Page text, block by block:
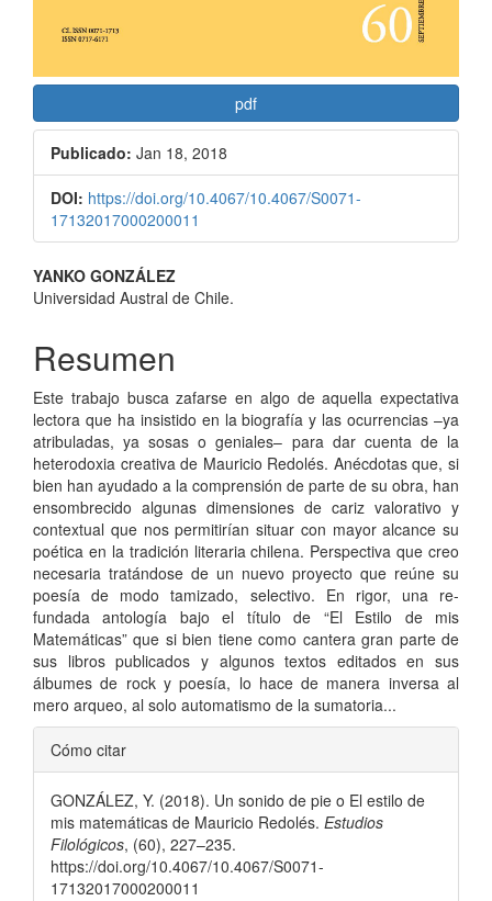
pdf
Publicado: Jan 18, 2018
DOI: https://doi.org/10.4067/10.4067/S0071-
17132017000200011
Contenido
principal
del
artículo
YANKO GONZÁLEZ
Universidad Austral de Chile.
Resumen
Este trabajo busca zafarse en algo de aquella expectativa
lectora que ha insistido en la biografía y las ocurrencias –ya
atribuladas, ya sosas o geniales– para dar cuenta de la
heterodoxia creativa de Mauricio Redolés. Anécdotas que, si
bien han ayudado a la comprensión de parte de su obra, han
ensombrecido algunas dimensiones de cariz valorativo y
contextual que nos permitirían situar con mayor alcance su
poética en la tradición literaria chilena. Perspectiva que creo
necesaria tratándose de un nuevo proyecto que reúne su
poesía de modo tamizado, selectivo. En rigor, una re-
fundada antología bajo el título de “El Estilo de mis
Matemáticas” que si bien tiene como cantera gran parte de
sus libros publicados y algunos textos editados en sus
álbumes de rock y poesía, lo hace de manera inversa al
mero arqueo, al solo automatismo de la sumatoria...
Detalles
del
artículo
Cómo citar
GONZÁLEZ, Y. (2018). Un sonido de pie o El estilo de
mis matemáticas de Mauricio Redolés. Estudios
Filológicos, (60), 227–235.
https://doi.org/10.4067/10.4067/S0071-
17132017000200011